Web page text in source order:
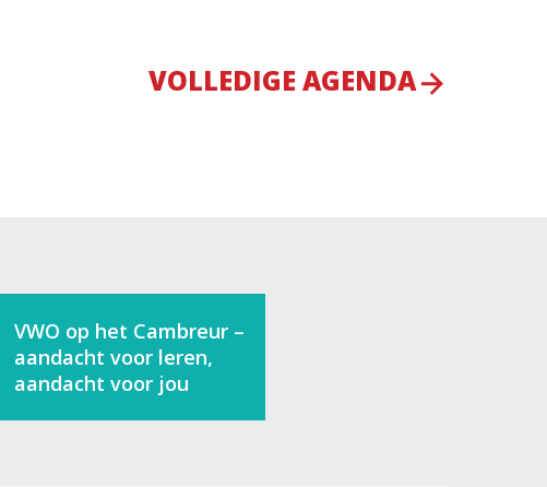
VOLLEDIGE AGENDA
VWO op het Cambreur –
aandacht voor leren,
aandacht voor jou